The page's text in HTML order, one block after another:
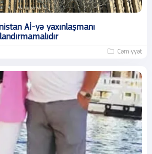
Aİ-yə yaxınlaşmanı
Cəmiyyət